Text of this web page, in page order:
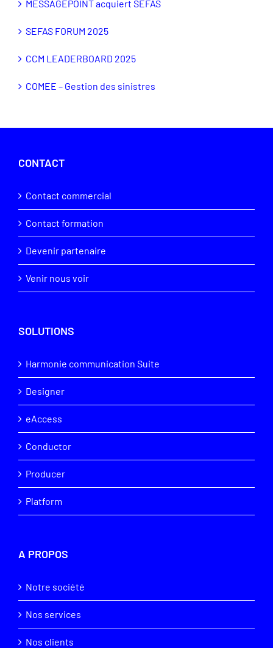
MESSAGEPOINT acquiert SEFAS
SEFAS FORUM 2025
CCM LEADERBOARD 2025
COMEE – Gestion des sinistres
CONTACT
Contact commercial
Contact formation
Devenir partenaire
Venir nous voir
SOLUTIONS
Harmonie communication Suite
Designer
eAccess
Conductor
Producer
Platform
A PROPOS
Notre société
Nos services
Nos clients